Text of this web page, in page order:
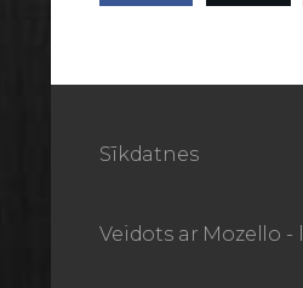
Sīkdatnes
Veidots ar Mozello -